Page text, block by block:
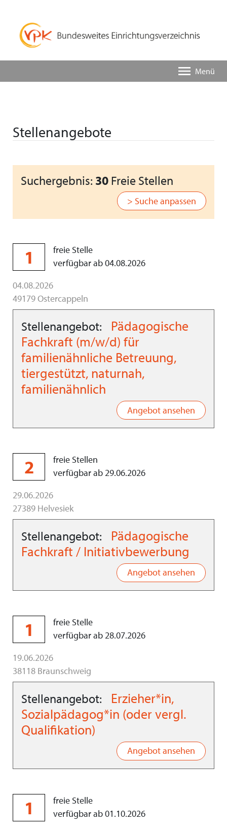
Menü
Stellenangebote
Suchergebnis: 30 Freie Stellen
> Suche anpassen
1
freie Stelle
verfügbar ab 04.08.2026
04.08.2026
49179 Ostercappeln
Stellenangebot:
Pädagogische
Fachkraft (m/w/d) für
familienähnliche Betreuung,
tiergestützt, naturnah,
familienähnlich
Angebot ansehen
2
freie Stellen
verfügbar ab 29.06.2026
29.06.2026
27389 Helvesiek
Stellenangebot:
Pädagogische
Fachkraft / Initiativbewerbung
Angebot ansehen
1
freie Stelle
verfügbar ab 28.07.2026
19.06.2026
38118 Braunschweig
Stellenangebot:
Erzieher*in,
Sozialpädagog*in (oder vergl.
Qualifikation)
Angebot ansehen
1
freie Stelle
verfügbar ab 01.10.2026